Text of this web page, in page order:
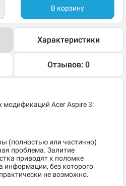
В корзину
Характеристики
Отзывов: 0
Acer Aspire 3:
(полностью или частично)
проблема. Залитие
приводят к поломке
информации, без которого
не возможно.